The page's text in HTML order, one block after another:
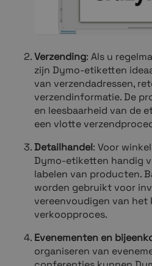
Verzending: Als u
zijn Dymo-etiketten
van verzendadressen,
verzendinformatie. De
en leesbaarheid van de
een vlotte
Detailhandel: Voor
Dymo-etiketten handig
labelen van producten.
worden gebruikt voor
vereenvoudigen van het
verkoopproces.
Evenementen en
organiseren van